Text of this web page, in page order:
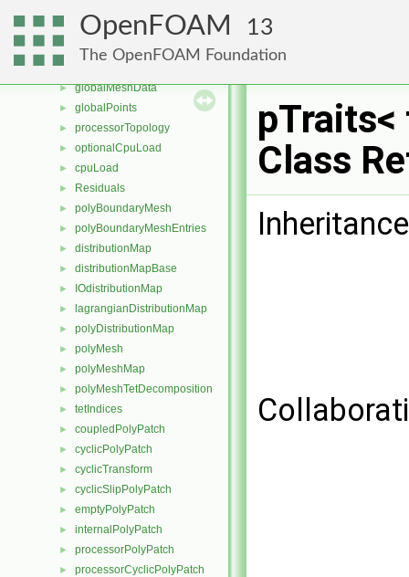
OpenFOAM 13
The OpenFOAM Foundation
► pointPatch
► commSchedule
►
► globalMeshData
► globalPoints
► processorTopology
► optionalCpuLoad
► cpuLoad
► Residuals
► polyBoundaryMesh
► polyBoundaryMeshEntries
► distributionMap
► distributionMapBase
► IOdistributionMap
► lagrangianDistributionMap
► polyDistributionMap
► polyMesh
► polyMeshMap
► polyMeshTetDecomposition
► tetIndices
► coupledPolyPatch
► cyclicPolyPatch
► cyclicTransform
► cyclicSlipPolyPatch
► emptyPolyPatch
► internalPolyPatch
► processorPolyPatch
► processorCyclicPolyPatch
pTraits<
Class